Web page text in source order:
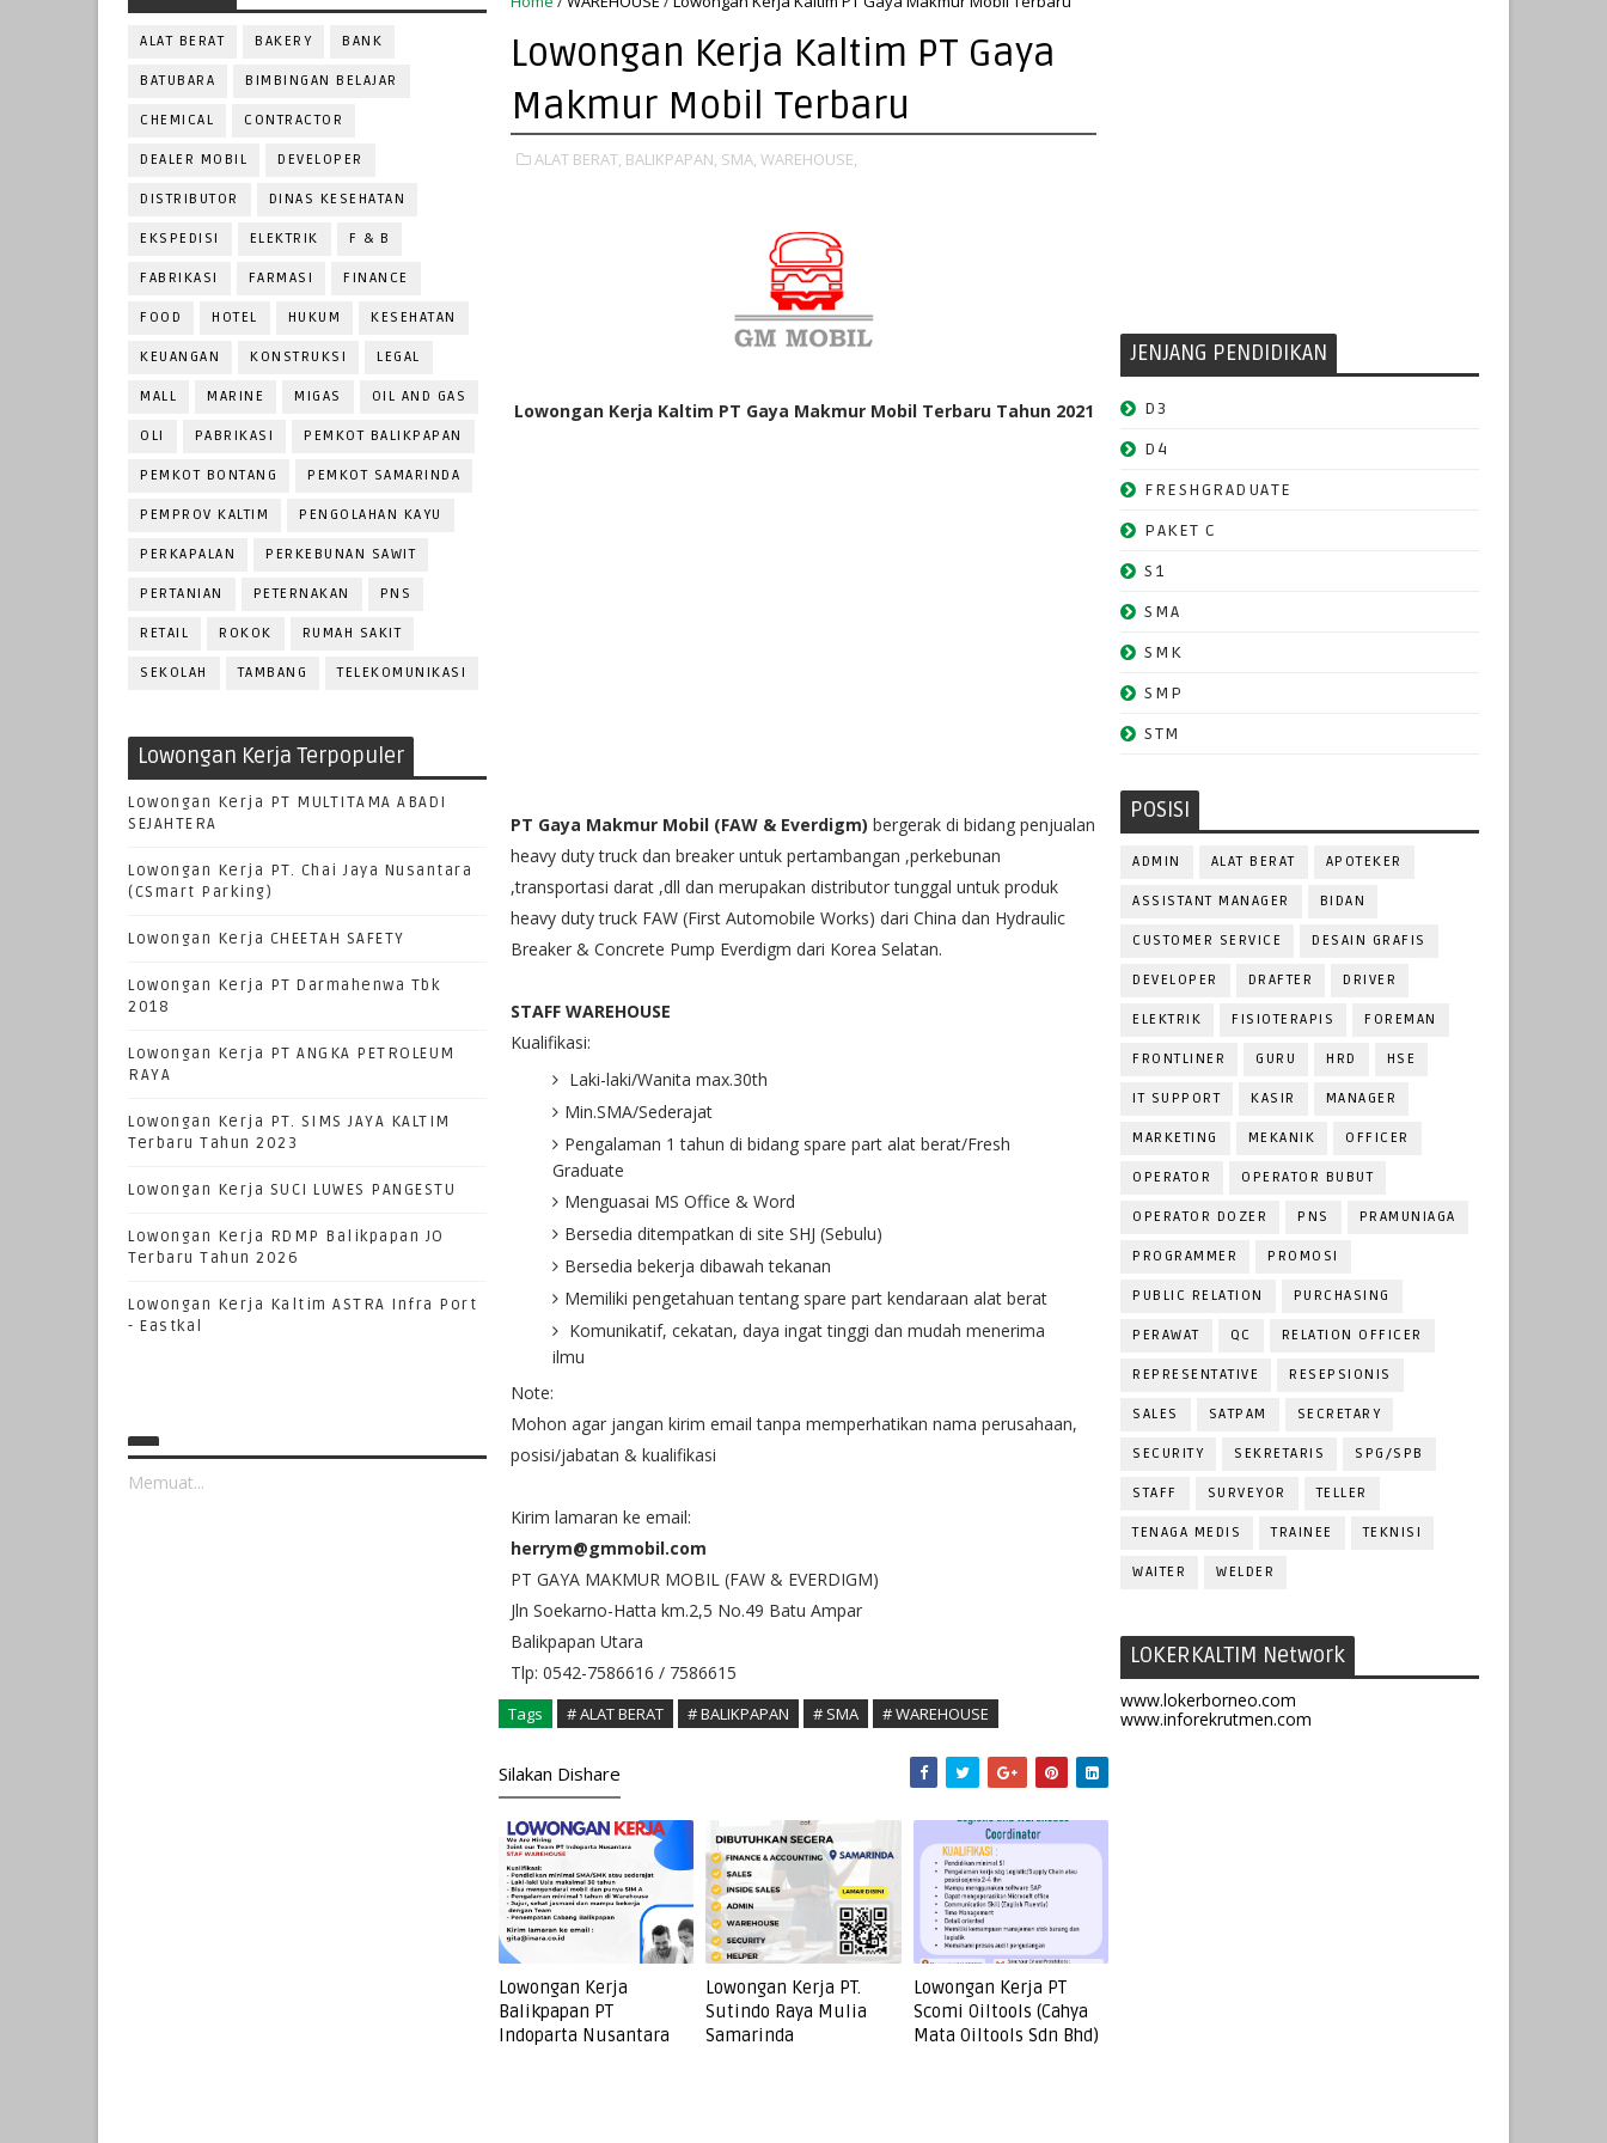
ALAT BERAT BAKERY BANK
BATUBARA BIMBINGAN BELAJAR
CHEMICAL CONTRACTOR
DEALER MOBIL DEVELOPER
DISTRIBUTOR DINAS KESEHATAN
EKSPEDISI ELEKTRIK F & B
FABRIKASI FARMASI FINANCE
FOOD HOTEL HUKUM KESEHATAN
KEUANGAN KONSTRUKSI LEGAL
MALL MARINE MIGAS OIL AND GAS
OLI PABRIKASI PEMKOT BALIKPAPAN
PEMKOT BONTANG PEMKOT SAMARINDA
PEMPROV KALTIM PENGOLAHAN KAYU
PERKAPALAN PERKEBUNAN SAWIT
PERTANIAN PETERNAKAN PNS
RETAIL ROKOK RUMAH SAKIT
SEKOLAH TAMBANG TELEKOMUNIKASI
Lowongan Kerja Terpopuler
Lowongan Kerja PT MULTITAMA ABADI
SEJAHTERA
Lowongan Kerja PT. Chai Jaya Nusantara
(CSmart Parking)
Lowongan Kerja CHEETAH SAFETY
Lowongan Kerja PT Darmahenwa Tbk
2018
Lowongan Kerja PT ANGKA PETROLEUM
RAYA
Lowongan Kerja PT. SIMS JAYA KALTIM
Terbaru Tahun 2023
Lowongan Kerja SUCI LUWES PANGESTU
Lowongan Kerja RDMP Balikpapan JO
Terbaru Tahun 2026
Lowongan Kerja Kaltim ASTRA Infra Port
- Eastkal
Memuat...
Lowongan Kerja Kaltim PT Gaya
Makmur Mobil Terbaru
ALAT BERAT, BALIKPAPAN, SMA, WAREHOUSE,
Lowongan Kerja Kaltim PT Gaya Makmur Mobil Terbaru Tahun 2021
PT Gaya Makmur Mobil (FAW & Everdigm) bergerak di bidang penjualan
heavy duty truck dan breaker untuk pertambangan ,perkebunan
,transportasi darat ,dll dan merupakan distributor tunggal untuk produk
heavy duty truck FAW (First Automobile Works) dari China dan Hydraulic
Breaker & Concrete Pump Everdigm dari Korea Selatan.
STAFF WAREHOUSE
Kualifikasi:
Laki-laki/Wanita max.30th
Min.SMA/Sederajat
Pengalaman 1 tahun di bidang spare part alat berat/Fresh
Graduate
Menguasai MS Office & Word
Bersedia ditempatkan di site SHJ (Sebulu)
Bersedia bekerja dibawah tekanan
Memiliki pengetahuan tentang spare part kendaraan alat berat
Komunikatif, cekatan, daya ingat tinggi dan mudah menerima
ilmu
Note:
Mohon agar jangan kirim email tanpa memperhatikan nama perusahaan,
posisi/jabatan & kualifikasi
Kirim lamaran ke email:
herrym@gmmobil.com
PT GAYA MAKMUR MOBIL (FAW & EVERDIGM)
Jln Soekarno-Hatta km.2,5 No.49 Batu Ampar
Balikpapan Utara
Tlp: 0542-7586616 / 7586615
Tags # ALAT BERAT # BALIKPAPAN # SMA # WAREHOUSE
Silakan Dishare
Lowongan Kerja
Balikpapan PT
Indoparta Nusantara
Lowongan Kerja PT.
Sutindo Raya Mulia
Samarinda
Lowongan Kerja PT
Scomi Oiltools (Cahya
Mata Oiltools Sdn Bhd)
JENJANG PENDIDIKAN
D3
D4
FRESHGRADUATE
PAKET C
S1
SMA
SMK
SMP
STM
POSISI
ADMIN ALAT BERAT APOTEKER
ASSISTANT MANAGER BIDAN
CUSTOMER SERVICE DESAIN GRAFIS
DEVELOPER DRAFTER DRIVER
ELEKTRIK FISIOTERAPIS FOREMAN
FRONTLINER GURU HRD HSE
IT SUPPORT KASIR MANAGER
MARKETING MEKANIK OFFICER
OPERATOR OPERATOR BUBUT
OPERATOR DOZER PNS PRAMUNIAGA
PROGRAMMER PROMOSI
PUBLIC RELATION PURCHASING
PERAWAT QC RELATION OFFICER
REPRESENTATIVE RESEPSIONIS
SALES SATPAM SECRETARY
SECURITY SEKRETARIS SPG/SPB
STAFF SURVEYOR TELLER
TENAGA MEDIS TRAINEE TEKNISI
WAITER WELDER
LOKERKALTIM Network
www.lokerborneo.com
www.inforekrutmen.com